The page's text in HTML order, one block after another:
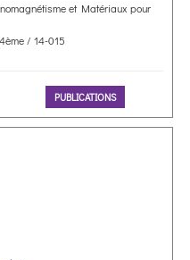
et Matériaux pour
/ 14-015
PUBLICATIONS